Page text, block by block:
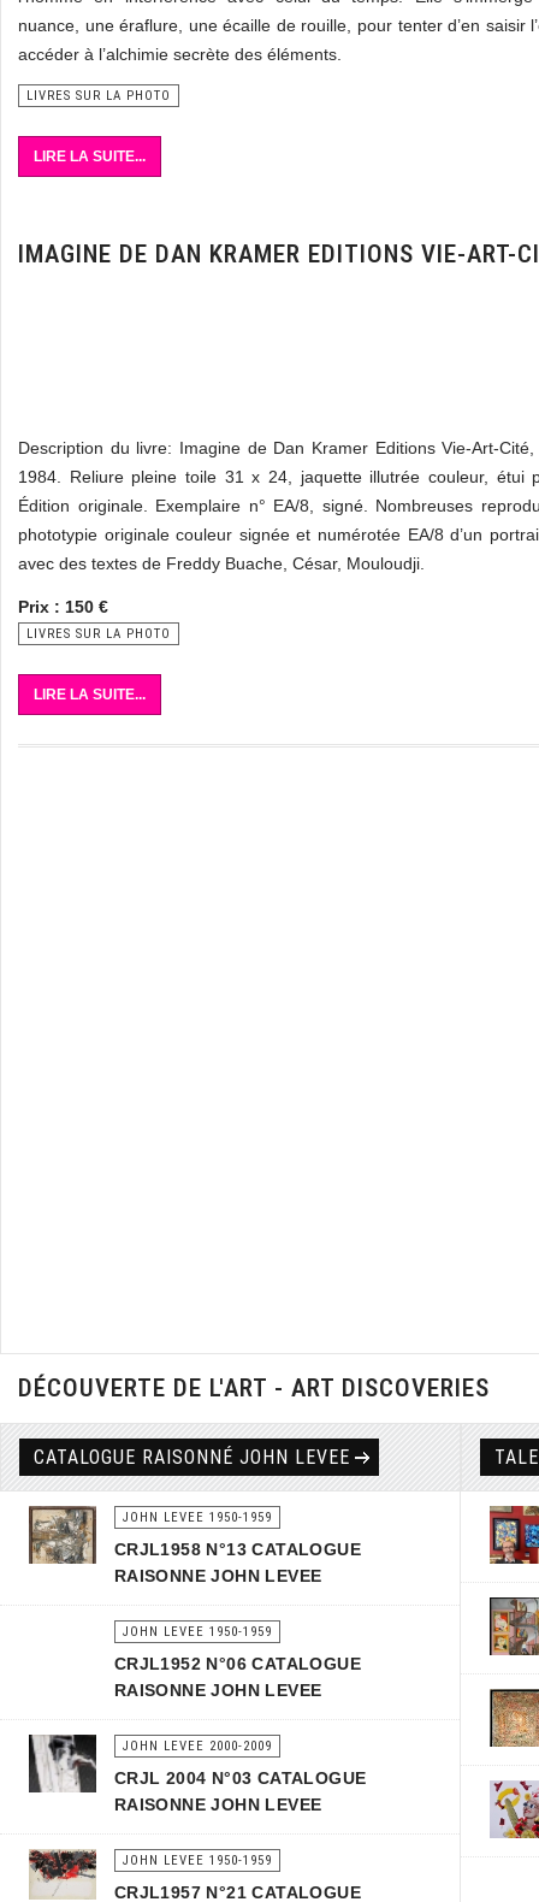
nuance, une éraflure, une écaille de rouille, pour tenter d’en saisir
accéder à l’alchimie secrète des éléments.
LIVRES SUR LA PHOTO
LIRE LA SUITE...
IMAGINE DE DAN KRAMER EDITIONS VIE-ART-
Description du livre: Imagine de Dan Kramer Editions Vie-Art-
1984. Reliure pleine toile 31 x 24, jaquette illutrée couleur, étui
Édition originale. Exemplaire n° EA/8, signé. Nombreuses
phototypie originale couleur signée et numérotée EA/8 d’un
avec des textes de Freddy Buache, César, Mouloudji.
Prix : 150 €
LIVRES SUR LA PHOTO
LIRE LA SUITE...
DÉCOUVERTE DE L'ART - ART DISCOVERIES
CATALOGUE RAISONNÉ JOHN LEVEE
JOHN LEVEE 1950-1959
CRJL1958 N°13 CATALOGUE
RAISONNE JOHN LEVEE
JOHN LEVEE 1950-1959
CRJL1952 N°06 CATALOGUE
RAISONNE JOHN LEVEE
JOHN LEVEE 2000-2009
CRJL 2004 N°03 CATALOGUE
RAISONNE JOHN LEVEE
JOHN LEVEE 1950-1959
CRJL1957 N°21 CATALOGUE